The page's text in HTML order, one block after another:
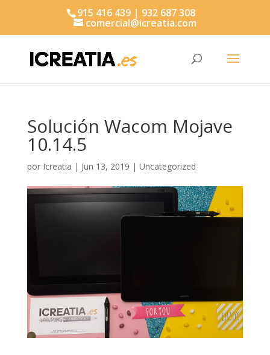
915 416 439 | 932 687 308
comercial@icreatia.com
Solución Wacom Mojave
10.14.5
por Icreatia | Jun 13, 2019 | Uncategorized